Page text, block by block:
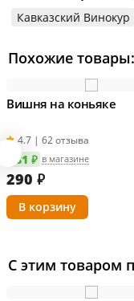
Информация о
Кавказский Винокур
Похожие товары:
Вишня на коньяке
4.7 | 62 отзыва
281 ₽ в магазине
290 ₽
С этим товаром